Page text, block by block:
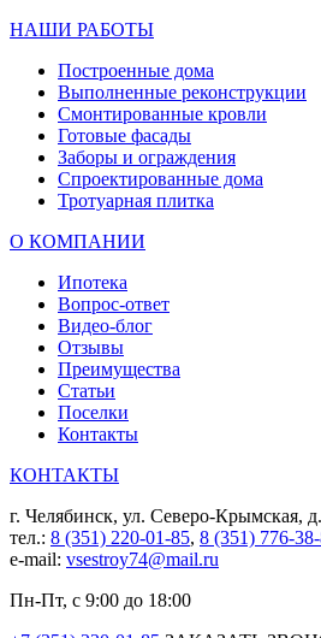
НАШИ РАБОТЫ
Построенные дома
Выполненные реконструкции
Смонтированные кровли
Готовые фасады
Заборы и ограждения
Спроектированные дома
Тротуарная плитка
О КОМПАНИИ
Ипотека
Вопрос-ответ
Видео-блог
Отзывы
Преимущества
Статьи
Поселки
Контакты
КОНТАКТЫ
г. Челябинск, ул. Северо-Крымская,
тел.: 8 (351) 220-01-85, 8 (351) 776-
e-mail: vsestroy74@mail.ru
Пн-Пт, с 9:00 до 18:00